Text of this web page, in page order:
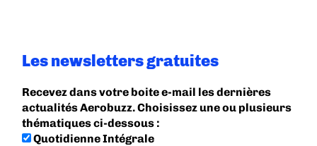
Les newsletters gratuites
Recevez dans votre boite e-mail les dernières
actualités Aerobuzz. Choisissez une ou plusieurs
thématiques ci-dessous :
Quotidienne Intégrale